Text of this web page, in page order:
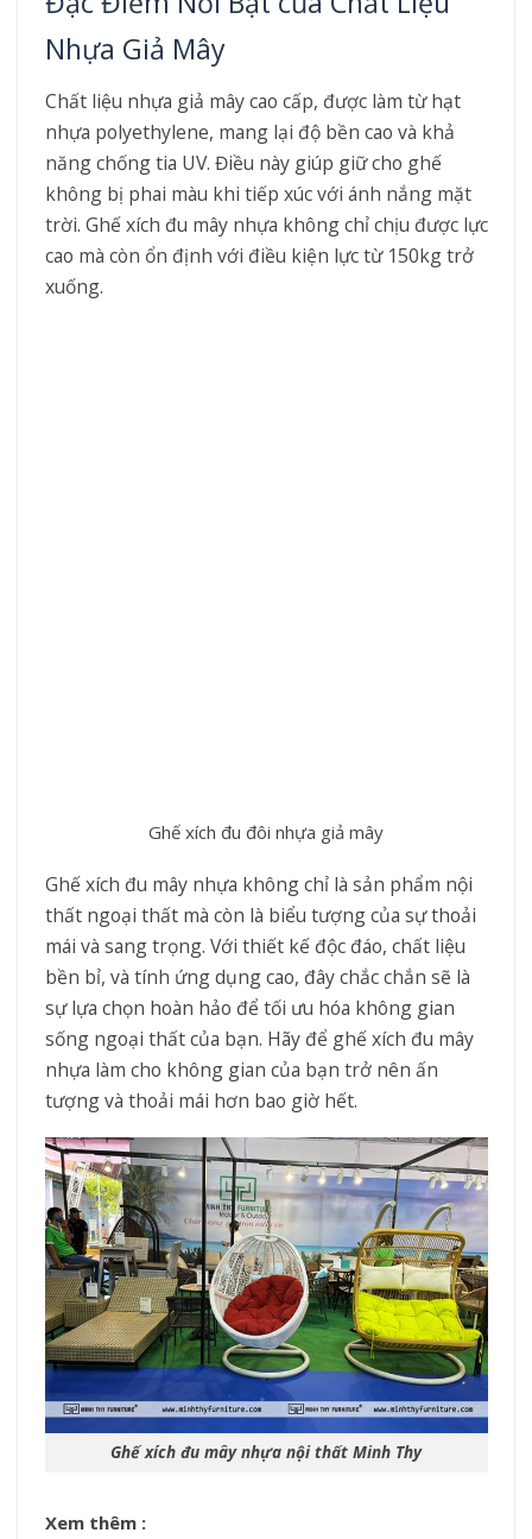
Nhựa Giả Mây
Chất liệu nhựa giả mây cao cấp, được làm từ hạt
nhựa polyethylene, mang lại độ bền cao và khả
năng chống tia UV. Điều này giúp giữ cho ghế
không bị phai màu khi tiếp xúc với ánh nắng mặt
trời. Ghế xích đu mây nhựa không chỉ chịu được lực
cao mà còn ổn định với điều kiện lực từ 150kg trở
xuống.
Ghế xích đu đôi nhựa giả mây
Ghế xích đu mây nhựa không chỉ là sản phẩm nội
thất ngoại thất mà còn là biểu tượng của sự thoải
mái và sang trọng. Với thiết kế độc đáo, chất liệu
bền bỉ, và tính ứng dụng cao, đây chắc chắn sẽ là
sự lựa chọn hoàn hảo để tối ưu hóa không gian
sống ngoại thất của bạn. Hãy để ghế xích đu mây
nhựa làm cho không gian của bạn trở nên ấn
tượng và thoải mái hơn bao giờ hết.
Ghế xích đu mây nhựa nội thất Minh Thy
Xem thêm :